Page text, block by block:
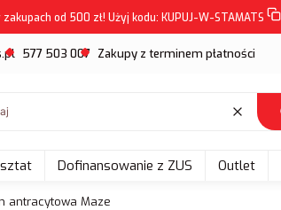
od 500 zł! Użyj kodu: KUPUJ-W-STAMATS
577 503 007 Zakupy z terminem płatności
Wyczyść
Dofinansowanie z ZUS Outlet
antracytowa Maze